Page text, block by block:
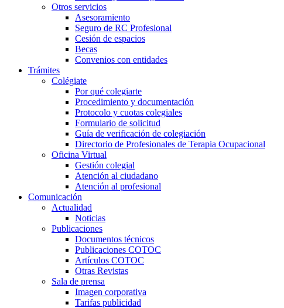
Otros servicios
Asesoramiento
Seguro de RC Profesional
Cesión de espacios
Becas
Convenios con entidades
Trámites
Colégiate
Por qué colegiarte
Procedimiento y documentación
Protocolo y cuotas colegiales
Formulario de solicitud
Guía de verificación de colegiación
Directorio de Profesionales de Terapia Ocupacional
Oficina Virtual
Gestión colegial
Atención al ciudadano
Atención al profesional
Comunicación
Actualidad
Noticias
Publicaciones
Documentos técnicos
Publicaciones COTOC
Artículos COTOC
Otras Revistas
Sala de prensa
Imagen corporativa
Tarifas publicidad